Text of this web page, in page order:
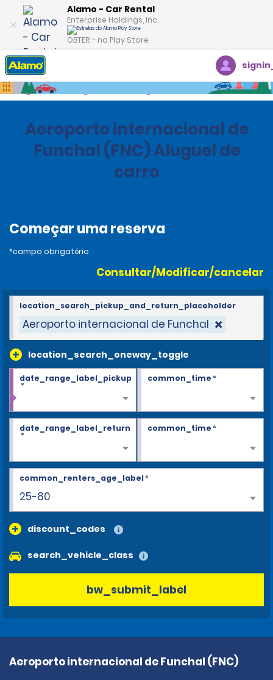
Alamo - Car Rental
Enterprise Holdings, Inc.
OBTER – na Play Store
Página inicial
Aeroporto internacional de
Funchal (FNC) Aluguel de
carro
Começar uma reserva
*campo obrigatório
Consultar/Modificar/cancelar
Aeroporto internacional de Funchal
location_search_oneway_toggle
location_search_pickup_and_return_placeholder
date_range_label_pickup
*
common_time*
date_range_label_return
*
common_time*
25-80
common_renters_age_label*
discount_codes
search_vehicle_class
bw_submit_label
Aeroporto internacional de Funchal (FNC)